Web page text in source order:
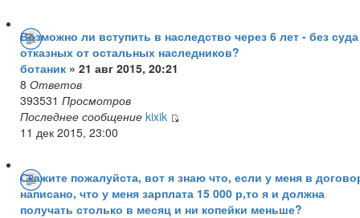
Возможно ли вступить в наследство через 6 лет - без
отказных от остальных наследников?
ботаник » 21 авг 2015, 20:21
8 Ответов
393531 Просмотров
Последнее сообщение kixik
11 дек 2015, 23:00
Скажите пожалуйста, вот я знаю что, если у меня в
написано, что у меня зарплата 15 000 р,то я и должна
получать столько в месяц и ни копейки меньше?